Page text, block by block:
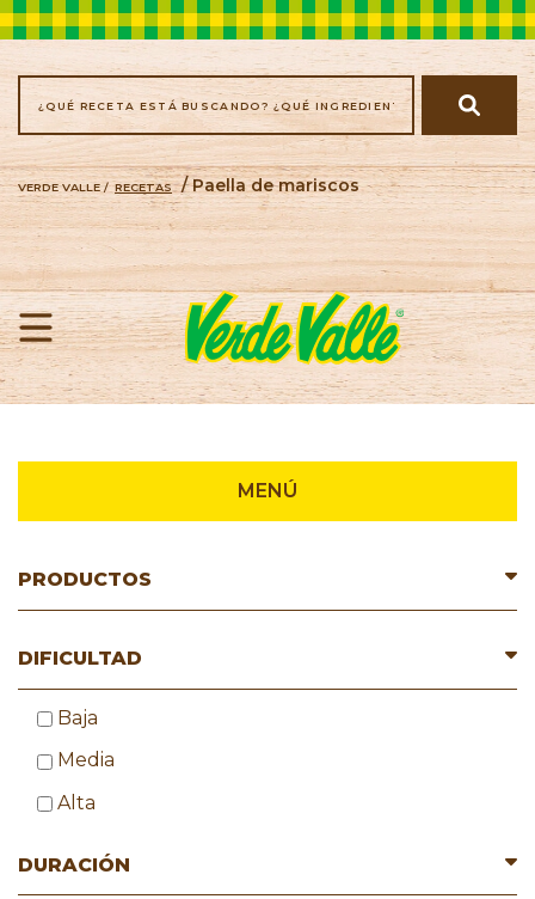
VERDE VALLE / RECETAS / Paella de mariscos
MENÚ
PRODUCTOS
DIFICULTAD
Baja
Media
Alta
DURACIÓN